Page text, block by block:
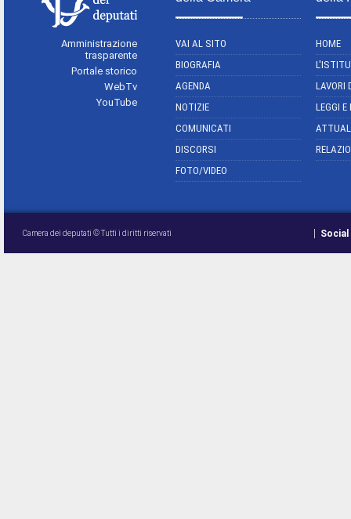
Amministrazione
trasparente
Portale storico
WebTv
YouTube
VAI AL SITO
BIOGRAFIA
AGENDA
NOTIZIE
COMUNICATI
DISCORSI
FOTO/VIDEO
HOME
LAVORI
LEGGI
Camera dei deputati © Tutti i diritti riservati Social